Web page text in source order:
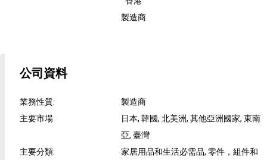
製造商
公司資料
業務性質:
製造商
主要市場:
日本, 韓國, 北美洲, 其他亞洲國家, 東南
亞, 臺灣
主要分類:
家居用品和生活必需品, 零件，組件和